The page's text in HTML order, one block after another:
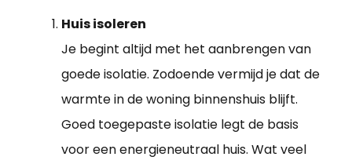
Huis isoleren
Je begint altijd met het aanbrengen van
goede isolatie. Zodoende vermijd je dat de
warmte in de woning binnenshuis blijft.
Goed toegepaste isolatie legt de basis
voor een energieneutraal huis. Wat veel